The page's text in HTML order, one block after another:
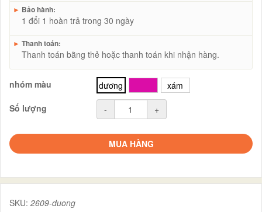
► Bảo hành:
1 đổi 1 hoàn trả trong 30 ngày
► Thanh toán:
Thanh toán bằng thẻ hoặc thanh toán khi nhận hàng.
nhóm màu dương
xám
Số lượng
- +
MUA HÀNG
SKU: 2609-duong